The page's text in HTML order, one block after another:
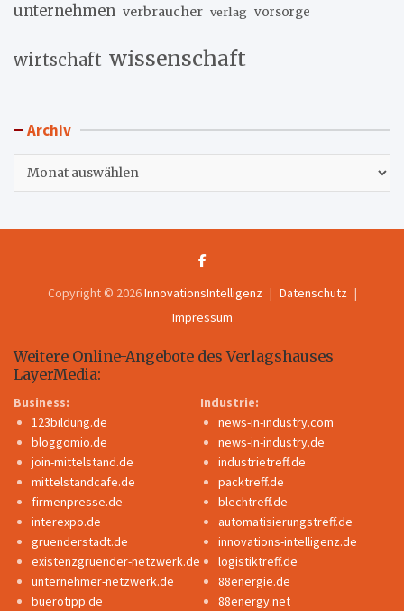
unternehmen verbraucher verlag vorsorge
wirtschaft wissenschaft
Archiv
Copyright © 2026InnovationsIntelligenz
Datenschutz
Impressum
Weitere Online-Angebote des Verlagshauses
LayerMedia:
Business:
123bildung.de
bloggomio.de
join-mittelstand.de
mittelstandcafe.de
firmenpresse.de
interexpo.de
gruenderstadt.de
existenzgruender-netzwerk.de
unternehmer-netzwerk.de
buerotipp.de
Industrie:
news-in-industry.com
news-in-industry.de
industrietreff.de
packtreff.de
blechtreff.de
automatisierungstreff.de
innovations-intelligenz.de
logistiktreff.de
88energie.de
88energy.net